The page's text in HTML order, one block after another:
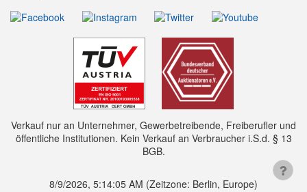
Verkauf nur an Unternehmer, Gewerbetreibende, Freiberufler und
öffentliche Institutionen. Kein Verkauf an Verbraucher i.S.d. § 13
BGB.
8/9/2026, 5:14:06 AM (Zeitzone: Berlin, Europe)